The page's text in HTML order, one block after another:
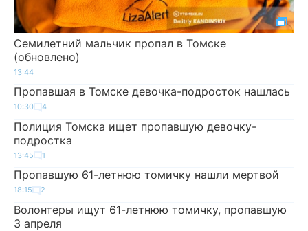
Семилетний мальчик пропал в Томске
(обновлено)
13:44
Пропавшая в Томске девочка-подросток нашлась
10:30 4
Полиция Томска ищет пропавшую девочку-
подростка
13:45 1
Пропавшую 61-летнюю томичку нашли мертвой
18:15 2
Волонтеры ищут 61-летнюю томичку, пропавшую
3 апреля